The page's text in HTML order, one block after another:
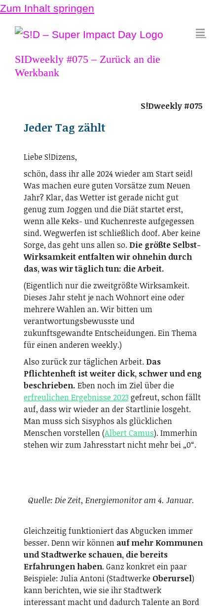
Zum Inhalt springen
SIDweekly #075 – Zurück an die
Werkbank
S!Dweekly #075
Jeder Tag zählt
Liebe S!Dizens,
schön, dass ihr alle 2024 wieder am Start seid!
Was machen eure guten Vorsätze zum Neuen
Jahr? Klar, das Wetter ist gerade nicht gut
genug zum Joggen und die Diät startet erst,
wenn alle Keks- und Kuchenreste aufgegessen
sind. Wegwerfen ist schließlich doof. Aber keine
Sorge, das geht uns allen so. Die größte Selbst-
Wirksamkeit entfalten wir ohnehin durch
das, was wir täglich tun: die Arbeit.
(Eigentlich nur die zweitgrößte Wirksamkeit.
Dieses Jahr steht je nach Wohnort eine oder
mehrere Wahlen an. Wir bitten um
verantwortungsbewusste und
zukunftsgewandte Entscheidungen. Ein Thema
für einen anderen weekly.)
Also zurück zur täglichen Arbeit. Das
Pflichtenheft ist weiter dick, schwer und eng
beschrieben. Eben noch im Ziel über die
erfreulichen Ergebnisse 2023 gefreut, schon fällt
auf, dass wir wieder an der Startlinie losgeht.
Man muss sich Sisyphos als glücklichen
Menschen vorstellen (Albert Camus). Immerhin
stehen wir zum Jahresstart nicht mehr bei „0“.
Quelle: Die Zeit, Energiemonitor am 4. Januar.
Gleichzeitig funktioniert das Abgucken immer
besser. Denn wir können auf mehr Kommunen
und Stadtwerke schauen, die bereits
Erfahrungen haben. Ganz konkret ein paar
Beispiele: Julia Antoni (Stadtwerke Oberursel)
kann berichten, wie sie ihr Stadtwerk
interessant macht und dadurch Talente an Bord